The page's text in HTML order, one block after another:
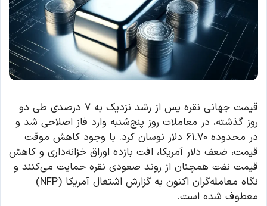
قیمت جهانی نقره پس از رشد نزدیک به ۷ درصدی طی دو
روز گذشته، در معاملات روز پنج‌شنبه وارد فاز اصلاحی شد و
در محدوده ۶۱.۷۰ دلار نوسان کرد. با وجود کاهش موقت
قیمت، ضعف دلار آمریکا، افت بازده اوراق خزانه‌داری و کاهش
قیمت نفت همچنان از روند صعودی نقره حمایت می‌کنند و
نگاه معامله‌گران اکنون به گزارش اشتغال آمریکا (NFP)
معطوف شده است.